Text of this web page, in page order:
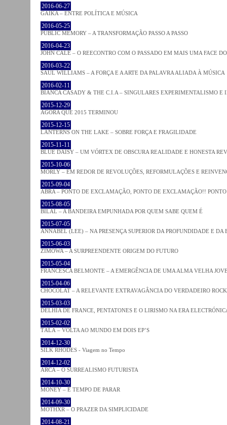
2016-06-27
GAIKA – ENTRE POLÍTICA E MÚSICA
2016-05-25
PUBLIC MEMORY – A TRANSFORMAÇÃO PASSO A PASSO
2016-04-23
JOHN CALE – O REECONTRO COM O PASSADO EM MAIS UMA FACE
2016-03-22
SAUL WILLIAMS – A FORÇA E A ARTE DA PALAVRA ALIADA À MÚSICA
2016-02-11
BIANCA CASADY & THE C.I.A – SINGULARES EXPERIMENTALISMO E
2015-12-29
AGORA QUE 2015 TERMINOU
2015-12-15
LANTERNS ON THE LAKE – SOBRE FORÇA E FRAGILIDADE
2015-11-11
BLUE DAISY – UM VÓRTEX DE OBSCURA REALIDADE E HONESTA
2015-10-06
MORLY – EM REDOR DE REVOLUÇÕES, REFORMULAÇÕES E
2015-09-04
ABRA – PONTO DE EXCLAMAÇÃO, PONTO DE EXCLAMAÇÃO!!
2015-08-05
BILAL – A BANDEIRA EMPUNHADA POR QUEM SABE QUEM É
2015-07-05
ANNABEL (LEE) – NA PRESENÇA SUPERIOR DA PROFUNDIDADE E DA
2015-06-03
ZIMOWA – A SURPREENDENTE ORIGEM DO FUTURO
2015-05-04
FRANCESCA BELMONTE – A EMERGÊNCIA DE UMA ALMA VELHA
2015-04-06
CHOCOLAT – A RELEVANTE EXTRAVAGÂNCIA DO VERDADEIRO ROCK
2015-03-03
DELHIA DE FRANCE, PENTATONES E O LIRISMO NA ERA
2015-02-02
TĀLĀ – VOLTA AO MUNDO EM DOIS EP’S
2014-12-30
SILK RHODES - Viagem no Tempo
2014-12-02
ARCA – O SURREALISMO FUTURISTA
2014-10-30
MONEY – É TEMPO DE PARAR
2014-09-30
MOTHXR – O PRAZER DA SIMPLICIDADE
2014-08-21